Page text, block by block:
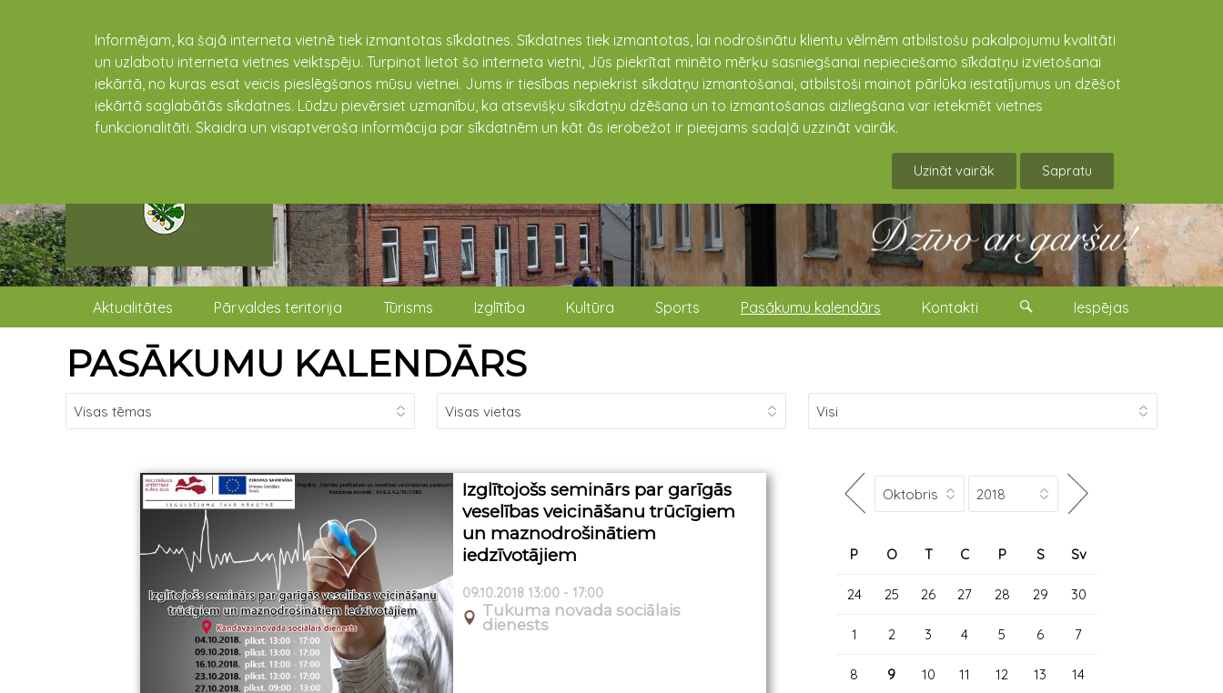
Informējam, ka šajā interneta vietnē tiek izmantotas sīkdatnes. Sīkdatnes tiek izmantotas, lai nodrošinātu klientu vēlmēm atbilstošu pakalpojumu kvalitāti
un uzlabotu interneta vietnes veiktspēju. Turpinot lietot šo interneta vietni, Jūs piekrītat minēto mērķu sasniegšanai nepieciešamo sīkdatņu izvietošanai
iekārtā, no kuras esat veicis pieslēgšanos mūsu vietnei. Jums ir tiesības nepiekrist sīkdatņu izmantošanai, atbilstoši mainot pārlūka iestatījumus un dzēšot
iekārtā saglabātās sīkdatnes. Lūdzu pievērsiet uzmanību, ka atsevišķu sīkdatņu dzēšana un to izmantošanas aizliegšana var ietekmēt vietnes
funkcionalitāti. Skaidra un visaptveroša informācija par sīkdatnēm un kāt ās ierobežot ir pieejams sadaļā uzzināt vairāk.
Uzināt vairāk Sapratu
Aktualitātes Pārvaldes teritorija Tūrisms Izglītība Kultūra Sports Pasākumu kalendārs Kontakti Iespējas
PASĀKUMU KALENDĀRS
Izglītojošs seminārs par garīgās
veselības veicināšanu trūcīgiem
un maznodrošinātiem
iedzīvotājiem
09.10.2018 13:00 - 17:00
Tukuma novada sociālais
dienests
P O T C P S Sv
24 25 26 27 28 29 30
1 2 3 4 5 6 7
8 9 10 11 12 13 14